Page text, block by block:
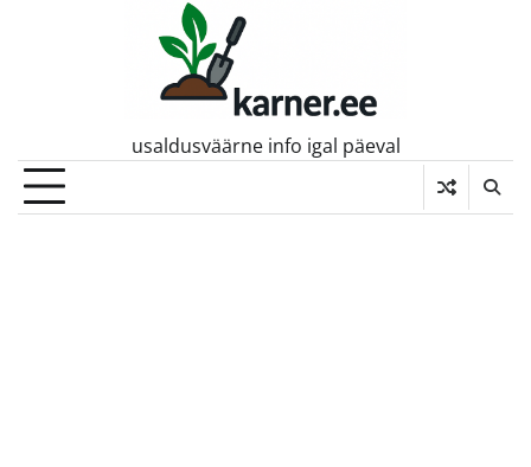
usaldusväärne info igal päeval